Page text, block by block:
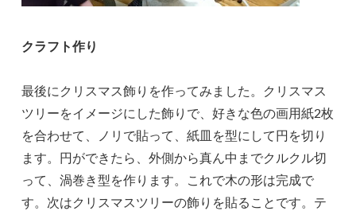
クラフト作り
最後にクリスマス飾りを作ってみました。クリスマス
ツリーをイメージにした飾りで、好きな色の画用紙2枚
を合わせて、ノリで貼って、紙皿を型にして円を切り
ます。円ができたら、外側から真ん中までクルクル切
って、渦巻き型を作ります。これで木の形は完成で
す。次はクリスマスツリーの飾りを貼ることです。テ